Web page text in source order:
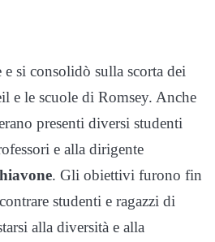
si consolidò sulla scorta dei
e le scuole di Romsey. Anche
presenti diversi studenti
e alla dirigente
. Gli obiettivi furono fin
studenti e ragazzi di
alla diversità e alla